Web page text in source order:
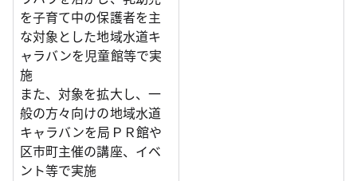
を子育て中の保護者を主
な対象とした地域水道キ
ャラバンを児童館等で実
施
また、対象を拡大し、一
般の方々向けの地域水道
キャラバンを局ＰＲ館や
区市町主催の講座、イベ
ント等で実施